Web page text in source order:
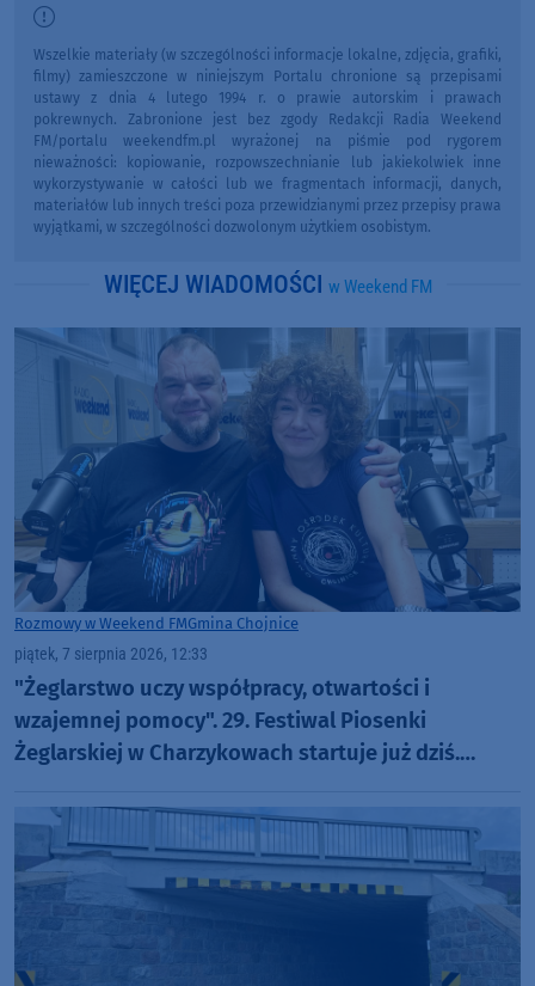
Wszelkie materiały (w szczególności informacje lokalne, zdjęcia, grafiki,
filmy) zamieszczone w niniejszym Portalu chronione są przepisami
ustawy z dnia 4 lutego 1994 r. o prawie autorskim i prawach
pokrewnych. Zabronione jest bez zgody Redakcji Radia Weekend
FM/portalu weekendfm.pl wyrażonej na piśmie pod rygorem
nieważności: kopiowanie, rozpowszechnianie lub jakiekolwiek inne
wykorzystywanie w całości lub we fragmentach informacji, danych,
materiałów lub innych treści poza przewidzianymi przez przepisy prawa
wyjątkami, w szczególności dozwolonym użytkiem osobistym.
WIĘCEJ WIADOMOŚCI w Weekend FM
Rozmowy w Weekend FMGmina Chojnice
piątek, 7 sierpnia 2026, 12:33
"Żeglarstwo uczy współpracy, otwartości i
wzajemnej pomocy". 29. Festiwal Piosenki
Żeglarskiej w Charzykowach startuje już dziś.